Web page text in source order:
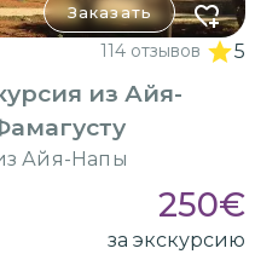
Заказать
114 отзывов 5
из Айя-
Айя-Напы
250€
за экскурсию